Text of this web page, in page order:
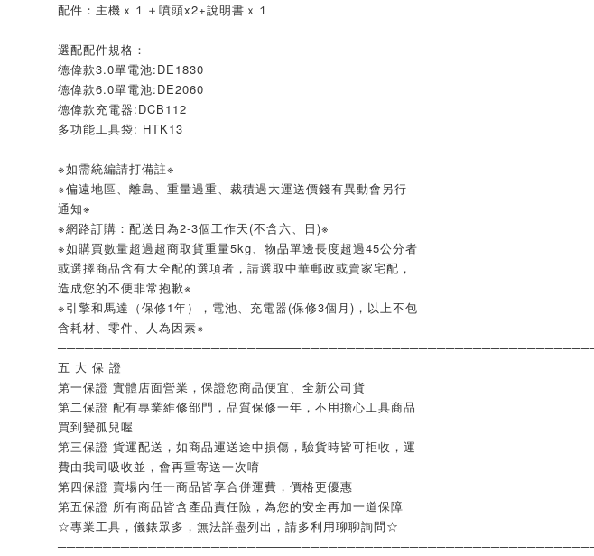
配件：主機ｘ１＋噴頭x2+說明書ｘ１
選配配件規格：
德偉款3.0單電池:DE1830
德偉款6.0單電池:DE2060
德偉款充電器:DCB112
多功能工具袋: HTK13
※如需統編請打備註※
※偏遠地區、離島、重量過重、裁積過大運送價錢有異動會另行
通知※
※網路訂購：配送日為2-3個工作天(不含六、日)※
※如購買數量超過超商取貨重量5kg、物品單邊長度超過45公分者
或選擇商品含有大全配的選項者，請選取中華郵政或賣家宅配，
造成您的不便非常抱歉※
※引擎和馬達（保修1年），電池、充電器(保修3個月)，以上不包
含耗材、零件、人為因素※
五 大 保 證
第一保證 實體店面營業，保證您商品便宜、全新公司貨
第二保證 配有專業維修部門，品質保修一年，不用擔心工具商品
買到變孤兒喔
第三保證 貨運配送，如商品運送途中損傷，驗貨時皆可拒收，運
費由我司吸收並，會再重寄送一次唷
第四保證 賣場內任一商品皆享合併運費，價格更優惠
第五保證 所有商品皆含產品責任險，為您的安全再加一道保障
☆專業工具，儀錶眾多，無法詳盡列出，請多利用聊聊詢問☆